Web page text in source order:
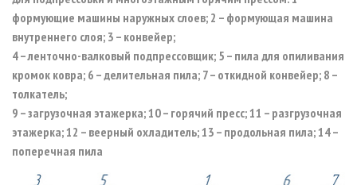
формующие машины наружных слоев; 2 – формующая машина
внутреннего слоя; 3 – конвейер;
4 – ленточно-валковый подпрессовщик; 5 – пила для опиливания
кромок ковра; 6 – делительная пила; 7 – откидной конвейер; 8 –
толкатель;
9 – загрузочная этажерка; 10 – горячий пресс; 11 – разгрузочная
этажерка; 12 – веерный охладитель; 13 – продольная пила; 14 –
поперечная пила